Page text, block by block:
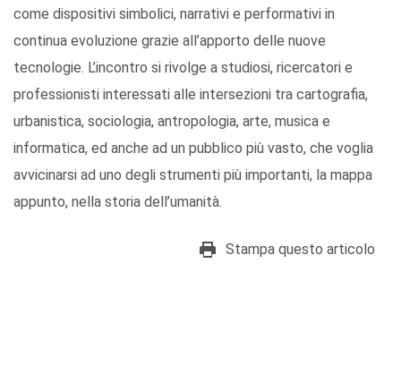
come dispositivi simbolici, narrativi e performativi in
continua evoluzione grazie all’apporto delle nuove
tecnologie. L’incontro si rivolge a studiosi, ricercatori e
professionisti interessati alle intersezioni tra cartografia,
urbanistica, sociologia, antropologia, arte, musica e
informatica, ed anche ad un pubblico più vasto, che voglia
avvicinarsi ad uno degli strumenti più importanti, la mappa
appunto, nella storia dell’umanità.
Stampa questo articolo